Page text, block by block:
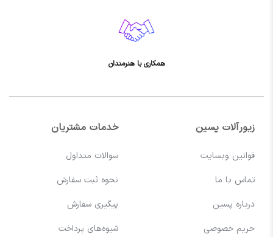
همکاری با هنرمندان
زیورآلات پسین
قوانین وبسایت
تماس با ما
درباره پسین
حریم خصوصی
خدمات مشتریان
سوالات متداول
نحوه ثبت سفارش
پیگیری سفارش
شیوه‌های پرداخت